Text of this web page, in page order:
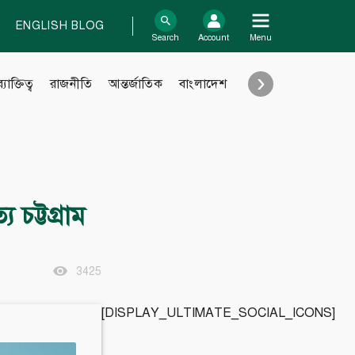
log In
Contact
FAQ
ENGLISH BLOG
Search Account Menu
রাজনীতি আন্তর্জাতিক বাংলাদেশ শিক্ষা
›
3425
[DISPLAY_ULTIMATE_SOCIAL_ICONS]